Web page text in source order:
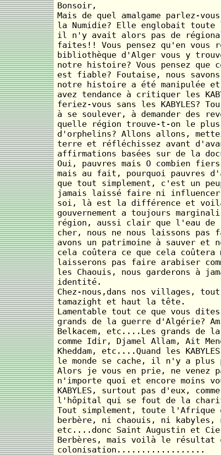
Bonsoir,
Mais de quel amalgame parlez-
la Numidie? Elle englobait
il n'y avait alors pas de
faites!! Vous pensez qu'en vous
bibliothèque d'Alger vous y
notre histoire? Vous pensez que
est fiable? Foutaise, nous
notre histoire a été manipulée et
avez tendance à critiquer les
feriez-vous sans les KABYLES?
à se soulever, à demander des
quelle région trouve-t-on le plus
d'orphelins? Allons allons,
terre et réfléchissez avant
affirmations basées sur de la
Oui, pauvres mais O combien
mais au fait, pourquoi pauvres
que tout simplement, c'est un
jamais laissé faire ni influencer
soi, là est la différence et
gouvernement a toujours
région, aussi clair que l'eau de
cher, nous ne nous laissons pas
avons un patrimoine à sauver et
cela coûtera ce que cela coûtera
laisserons pas faire arabiser
les Chaouis, nous garderons à
identité.
Chez-nous,dans nos villages,
tamazight et haut la tête.
Lamentable tout ce que vous
grands de la guerre d'Algérie?
Belkacem, etc....Les grands de la
comme Idir, Djamel Allam, Ait
Kheddam, etc....Quand les
le monde se cache, il n'y a plus
Alors je vous en prie, ne venez
n'importe quoi et encore moins
KABYLES, surtout pas d'eux,
l'hôpital qui se fout de la
Tout simplement, toute l'Afrique
berbère, ni chaouis, ni kabyles,
etc....donc Saint Augustin et
Berbères, mais voilà le
colonisation..................